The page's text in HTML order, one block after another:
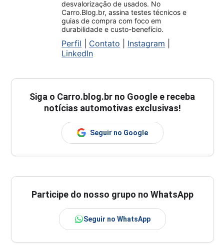
desvalorização de usados. No
Carro.Blog.br, assina testes técnicos e
guias de compra com foco em
durabilidade e custo-benefício.
Perfil Contato Instagram
LinkedIn
Siga o Carro.blog.br no Google e receba
notícias automotivas exclusivas!
Seguir no Google
Participe do nosso grupo no WhatsApp
Seguir no WhatsApp